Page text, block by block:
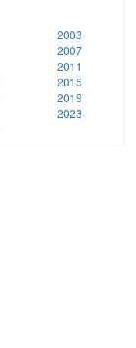
2003
2007
2011
2015
2019
2023